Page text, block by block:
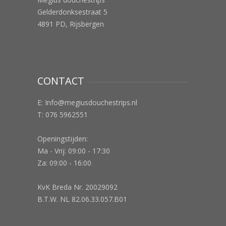
Gelderdonksestraat 5
4891 PD, Rijsbergen
CONTACT
E: Info@megiusdouchestrips.nl
T: 076 5962551
Openingstijden:
Ma - Vrij: 09:00 - 17:30
Za: 09:00 - 16:00
KvK Breda Nr. 20029092
B.T.W. NL 82.06.33.057.B01